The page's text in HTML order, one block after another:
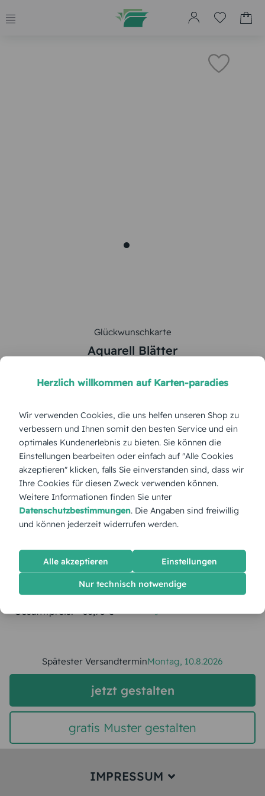
Glückwunschkarte
Aquarell Blätter
Farbe:
Format: Postkarte 148x105 mm
Papierart: Bilderdruck
Stückpreis: 1,55 €
Gesamtpreis: 38,75 €
Spätester VersandterminMontag, 10.8.2026
jetzt gestalten
gratis Muster gestalten
IMPRESSUM
Herzlich willkommen auf Karten-paradies
Wir verwenden Cookies, die uns helfen unseren Shop zu
verbessern und Ihnen somit den besten Service und ein
optimales Kundenerlebnis zu bieten. Sie können die
Einstellungen bearbeiten oder einfach auf "Alle Cookies
akzeptieren" klicken, falls Sie einverstanden sind, dass wir
Ihre Cookies für diesen Zweck verwenden können.
Weitere Informationen finden Sie unter
Datenschutzbestimmungen. Die Angaben sind freiwillig
und können jederzeit widerrufen werden.
Alle akzeptieren Einstellungen
Nur technisch notwendige